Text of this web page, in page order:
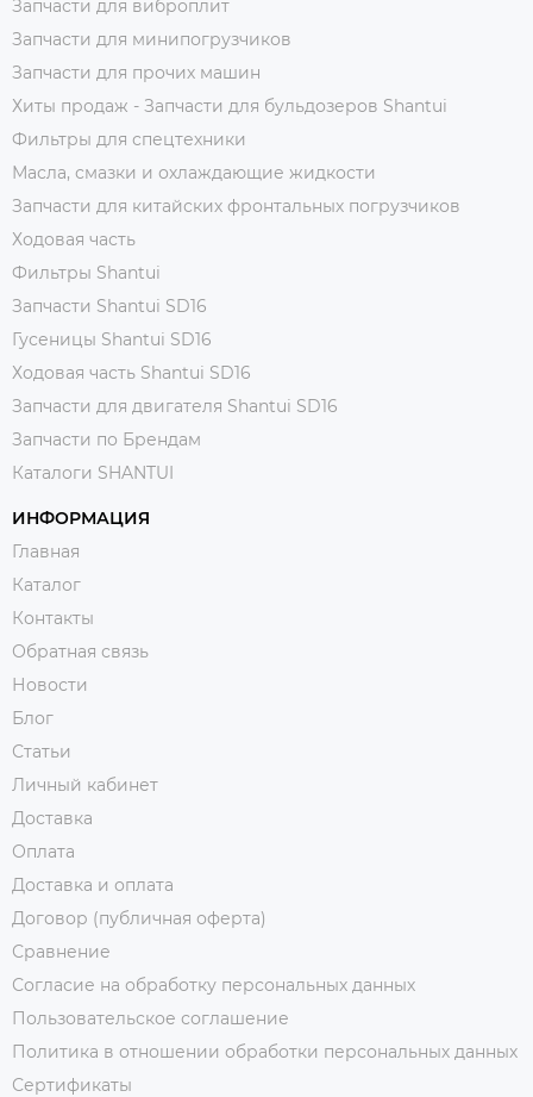
Запчасти для виброплит
Запчасти для минипогрузчиков
Запчасти для прочих машин
Хиты продаж - Запчасти для бульдозеров Shantui
Фильтры для спецтехники
Масла, смазки и охлаждающие жидкости
Запчасти для китайских фронтальных погрузчиков
Ходовая часть
Фильтры Shantui
Запчасти Shantui SD16
Гусеницы Shantui SD16
Ходовая часть Shantui SD16
Запчасти для двигателя Shantui SD16
Запчасти по Брендам
Каталоги SHANTUI
ИНФОРМАЦИЯ
Главная
Каталог
Контакты
Обратная связь
Новости
Блог
Статьи
Личный кабинет
Доставка
Оплата
Доставка и оплата
Договор (публичная оферта)
Сравнение
Согласие на обработку персональных данных
Пользовательское соглашение
Политика в отношении обработки персональных данных
Сертификаты